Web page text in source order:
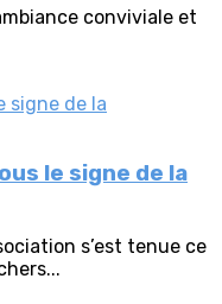
conviviale et
le signe de la
s’est tenue ce